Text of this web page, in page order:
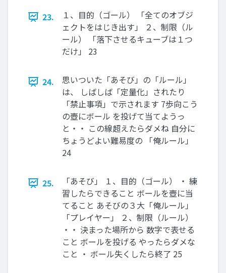
23.
１、目的（ゴール） 「全てのオブジ
ェクトをはじき出す」 ２、制限（ル
ール） 「落下させるキューブは１つ
だけ」 23
24.
思いついた「あそび」の「ルール」
は、 しばしば「定量化」されたり
「禁止事項」で示されます 7歩向こう
の壺にボール を投げて当てようっ
と・・ この線超えたらダメね 自分に
ちょうどよい難易度の 「俺ルール」
24
25.
「あそび」 １、目的（ゴール） ・ 練
習したらできること ボールを壺に当
てること あそびの３大「俺ルール」
「プレイヤー」 ２、制限（ルール）
・・ 決まった場所から 数字で表せる
こと ボールを投げる やったらダメな
こと ・ ボール失くしたら終了 25